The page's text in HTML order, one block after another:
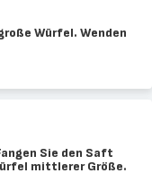
Würfel. Wenden
Sie den Saft
mittlerer Größe.